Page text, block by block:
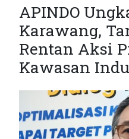
APINDO
Karawang,
Rentan Aksi
Kawasan